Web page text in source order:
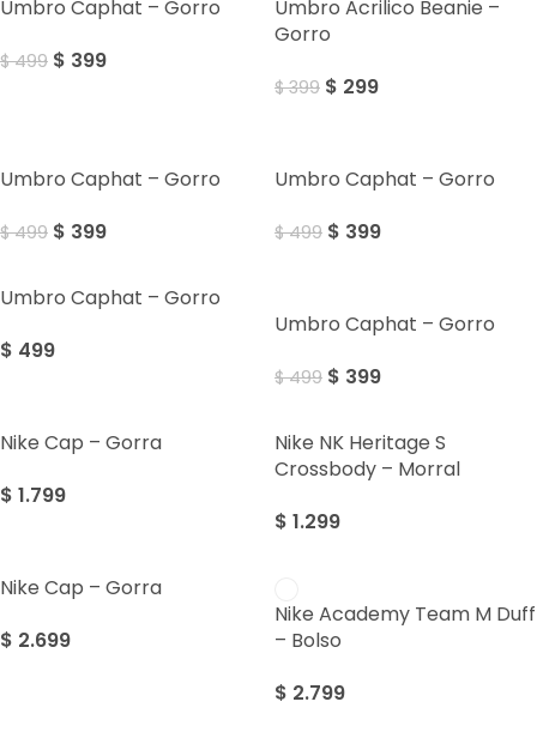
Umbro Caphat – Gorro
$499 $ 399
Umbro Acrilico Beanie –
Gorro
$399 $ 299
Umbro Caphat – Gorro
$499 $ 399
Umbro Caphat – Gorro
$499 $ 399
Umbro Caphat – Gorro
$ 499
Umbro Caphat – Gorro
$499 $ 399
Nike Cap – Gorra
$ 1.799
Nike NK Heritage S
Crossbody – Morral
$ 1.299
Nike Cap – Gorra
$ 2.699
Nike Academy Team M Duff
– Bolso
$ 2.799